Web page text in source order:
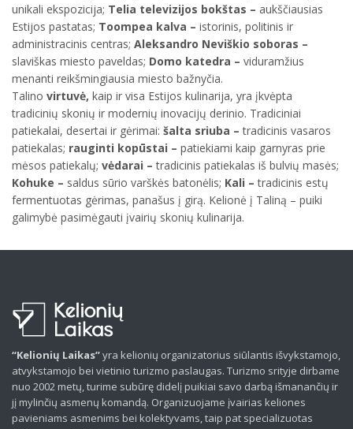
unikali ekspozicija; Telia televizijos bokštas – aukščiausias
Estijos pastatas; Toompea kalva – istorinis, politinis ir
administracinis centras; Aleksandro Neviškio soboras –
slaviškas miesto paveldas; Domo katedra – viduramžius
menanti reikšmingiausia miesto bažnyčia.
Talino virtuvė, kaip ir visa Estijos kulinarija, yra įkvėpta
tradicinių skonių ir modernių inovacijų derinio. Tradiciniai
patiekalai, desertai ir gėrimai: šalta sriuba –tradicinis vasaros
patiekalas; rauginti kopūstai – patiekiami kaip garnyras prie
mėsos patiekalų; vėdarai –tradicinis patiekalas iš bulvių masės;
Kohuke – saldus sūrio varškės batonėlis; Kali –tradicinis estų
fermentuotas gėrimas, panašus į girą. Kelionė į Taliną – puiki
galimybė pasimėgauti įvairių skonių kulinarija.
“Kelionių Laikas”yra kelionių organizatorius siūlantis išvykstamojo,
atvykstamojo bei vietinio turizmo paslaugas. Turizmo srityje dirbame
nuo 2002 metų, turime subūrę didelį puikiai savo darbą išmanančių ir
jį mylinčių asmenų komandą. Organizuojame įvairias keliones
pavieniams asmenims bei kolektyvams, taip pat specializuotas